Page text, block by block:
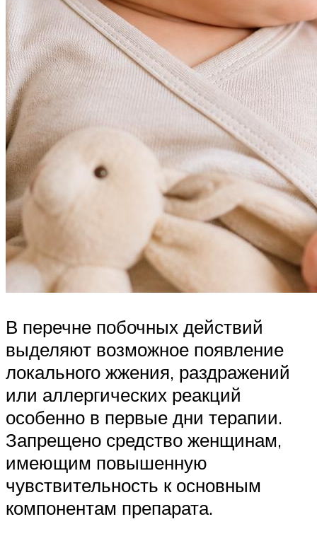
В перечне побочных действий
выделяют возможное появление
локального жжения, раздражений
или аллергических реакций
особенно в первые дни терапии.
Запрещено средство женщинам,
имеющим повышенную
чувствительность к основным
компонентам препарата.